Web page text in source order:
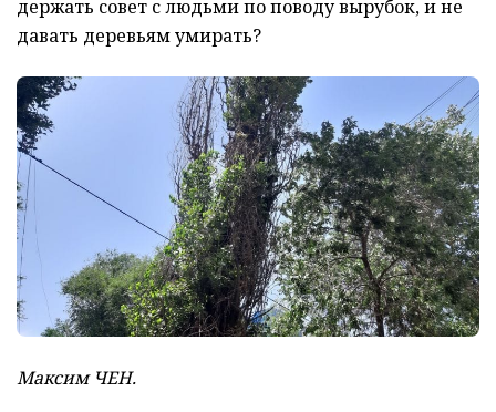
держать совет с людьми по поводу вырубок, и не
давать деревьям умирать?
Максим ЧЕН.